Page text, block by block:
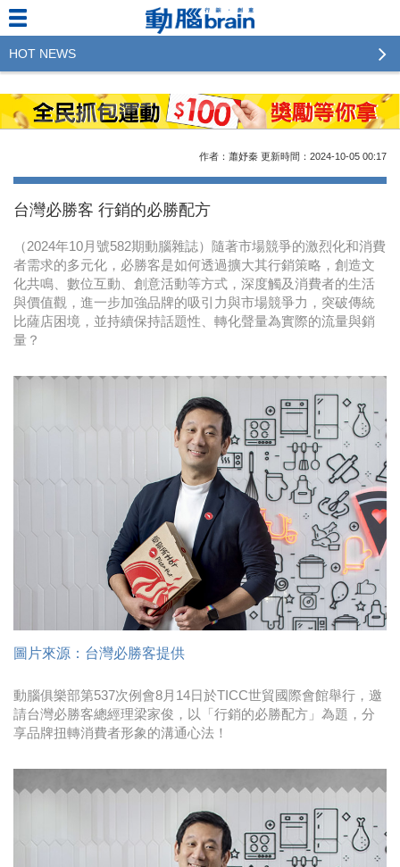
作者：蕭妤秦 更新時間：2024-10-05 00:17
台灣必勝客 行銷的必勝配方
（2024年10月號582期動腦雜誌）隨著市場競爭的激烈化和消費
者需求的多元化，必勝客是如何透過擴大其行銷策略，創造文
化共鳴、數位互動、創意活動等方式，深度觸及消費者的生活
與價值觀，進一步加強品牌的吸引力與市場競爭力，突破傳統
比薩店困境，並持續保持話題性、轉化聲量為實際的流量與銷
量？
圖片來源：台灣必勝客提供
動腦俱樂部第537次例會8月14日於TICC世貿國際會館舉行，邀
請台灣必勝客總經理梁家俊，以「行銷的必勝配方」為題，分
享品牌扭轉消費者形象的溝通心法！
HOT NEWS
2023行銷傳播傑出貢獻獎 啟動徵件！期許參賽作品
更創新及具影響力
2022行銷傳播傑出貢獻獎得獎名單揭曉，近400位行
感美照
2023台灣民生快消品牌排行 14億次國民消費揭曉品
牌足跡贏家
域動行銷公布人事異動
金獎的代價 牛恆泰：沒人知道我失去什麼！
台灣百事食品 注重品牌體驗創造差異化
黃麗萍：媒體代理商有幫客戶升級的責任！
牛恆泰：媒體產業蛻變關鍵期，數位轉型該怎麼
搞？（上）